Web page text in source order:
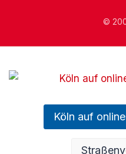
©
Köln auf